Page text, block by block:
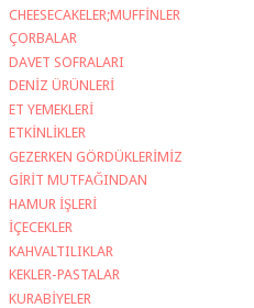
CHEESECAKELER;MUFFİNLER
ÇORBALAR
DAVET SOFRALARI
DENİZ ÜRÜNLERİ
ET YEMEKLERİ
ETKİNLİKLER
GEZERKEN GÖRDÜKLERİMİZ
GİRİT MUTFAĞINDAN
HAMUR İŞLERİ
İÇECEKLER
KAHVALTILIKLAR
KEKLER-PASTALAR
KURABİYELER